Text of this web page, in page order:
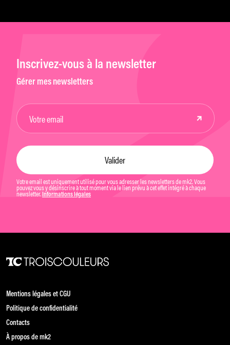
Inscrivez-vous à la newsletter
Gérer mes newsletters
Votre email est uniquement utilisé pour vous adresser les newsletters de mk2. Vous
pouvez vous y désinscrire à tout moment via le lien prévu à cet effet intégré à chaque
newsletter. Informations légales
Mentions légales et CGU
Politique de confidentialité
Contacts
À propos de mk2